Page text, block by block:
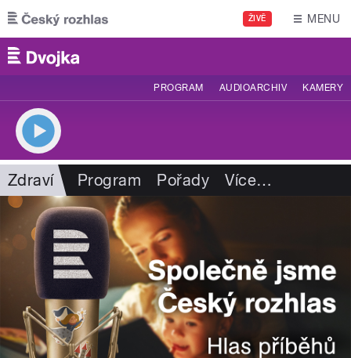
Přejít k hlavnímu obsahu
ŽIVĚ MENU
PROGRAM AUDIOARCHIV KAMERY
Zdraví Program Pořady Více…